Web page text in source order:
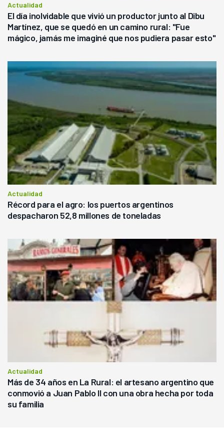
Actualidad
El día inolvidable que vivió un productor junto al Dibu
Martínez, que se quedó en un camino rural: "Fue
mágico, jamás me imaginé que nos pudiera pasar esto"
Actualidad
Récord para el agro: los puertos argentinos
despacharon 52,8 millones de toneladas
Actualidad
Más de 34 años en La Rural: el artesano argentino que
conmovió a Juan Pablo II con una obra hecha por toda
su familia